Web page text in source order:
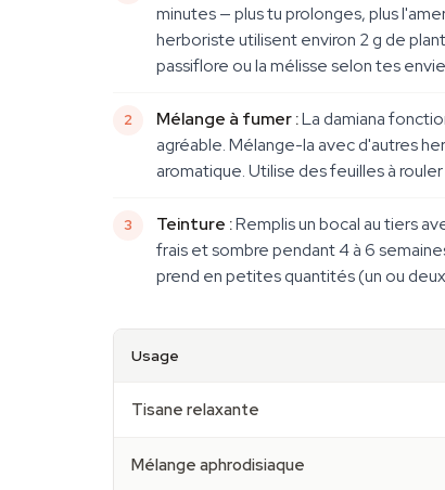
minutes — plus tu prolonges, plus
herboriste utilisent environ 2 g de
passiflore ou la mélisse selon tes
Mélange à fumer :La damiana
agréable. Mélange-la avec d'autres
aromatique. Utilise des feuilles à
Teinture :Remplis un bocal au tiers
frais et sombre pendant 4 à 6
prend en petites quantités (un ou
Usage
Tisane relaxante
Mélange aphrodisiaque